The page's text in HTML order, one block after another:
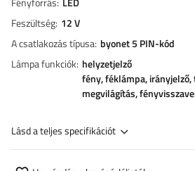
Feszültség 12 V
A csatlakozás típusa byonet 5 PIN-kód
Lámpa funkciók helyzetjelző
fény féklámpa irányjelző
megvilágítás
Lásd a teljes specifikációt